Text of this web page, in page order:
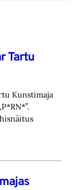
Tartu
Kunstimaja